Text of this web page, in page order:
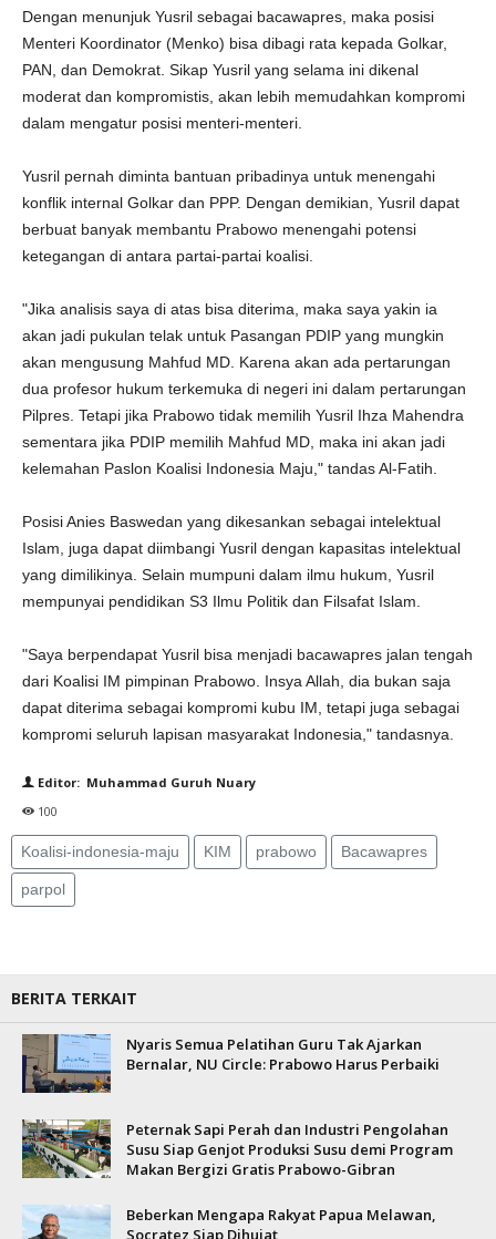
Dengan menunjuk Yusril sebagai bacawapres, maka posisi
Menteri Koordinator (Menko) bisa dibagi rata kepada Golkar,
PAN, dan Demokrat. Sikap Yusril yang selama ini dikenal
moderat dan kompromistis, akan lebih memudahkan kompromi
dalam mengatur posisi menteri-menteri.
Yusril pernah diminta bantuan pribadinya untuk menengahi
konflik internal Golkar dan PPP. Dengan demikian, Yusril dapat
berbuat banyak membantu Prabowo menengahi potensi
ketegangan di antara partai-partai koalisi.
"Jika analisis saya di atas bisa diterima, maka saya yakin ia
akan jadi pukulan telak untuk Pasangan PDIP yang mungkin
akan mengusung Mahfud MD. Karena akan ada pertarungan
dua profesor hukum terkemuka di negeri ini dalam pertarungan
Pilpres. Tetapi jika Prabowo tidak memilih Yusril Ihza Mahendra
sementara jika PDIP memilih Mahfud MD, maka ini akan jadi
kelemahan Paslon Koalisi Indonesia Maju," tandas Al-Fatih.
Posisi Anies Baswedan yang dikesankan sebagai intelektual
Islam, juga dapat diimbangi Yusril dengan kapasitas intelektual
yang dimilikinya. Selain mumpuni dalam ilmu hukum, Yusril
mempunyai pendidikan S3 Ilmu Politik dan Filsafat Islam.
"Saya berpendapat Yusril bisa menjadi bacawapres jalan tengah
dari Koalisi IM pimpinan Prabowo. Insya Allah, dia bukan saja
dapat diterima sebagai kompromi kubu IM, tetapi juga sebagai
kompromi seluruh lapisan masyarakat Indonesia," tandasnya.
Editor: Muhammad Guruh Nuary
100
Koalisi-indonesia-maju KIM prabowo Bacawapres
parpol
BERITA TERKAIT
Nyaris Semua Pelatihan Guru Tak Ajarkan
Bernalar, NU Circle: Prabowo Harus Perbaiki
Peternak Sapi Perah dan Industri Pengolahan
Susu Siap Genjot Produksi Susu demi Program
Makan Bergizi Gratis Prabowo-Gibran
Beberkan Mengapa Rakyat Papua Melawan,
Socratez Siap Dihujat